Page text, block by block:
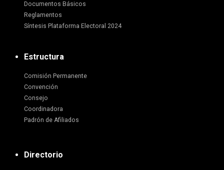
Documentos Básicos
Reglamentos
Síntesis Plataforma Electoral 2024
Estructura
Comisión Permanente
Convención
Consejo
Coordinadora
Padrón de Afiliados
Directorio